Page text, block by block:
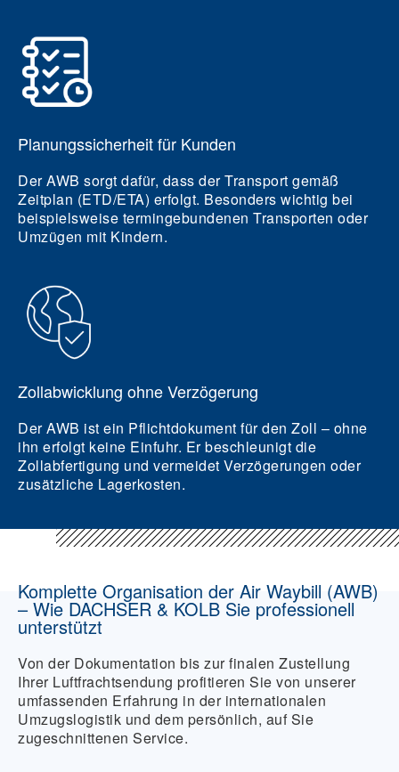
Planungssicherheit für Kunden
Der AWB sorgt dafür, dass der Transport gemäß
Zeitplan (ETD/ETA) erfolgt. Besonders wichtig bei
beispielsweise termingebundenen Transporten oder
Umzügen mit Kindern.
Zollabwicklung ohne Verzögerung
Der AWB ist ein Pflichtdokument für den Zoll – ohne
ihn erfolgt keine Einfuhr. Er beschleunigt die
Zollabfertigung und vermeidet Verzögerungen oder
zusätzliche Lagerkosten.
Komplette Organisation der Air Waybill (AWB)
– Wie DACHSER & KOLB Sie professionell
unterstützt
Von der Dokumentation bis zur finalen Zustellung
Ihrer Luftfrachtsendung profitieren Sie von unserer
umfassenden Erfahrung in der internationalen
Umzugslogistik und dem persönlich, auf Sie
zugeschnittenen Service.